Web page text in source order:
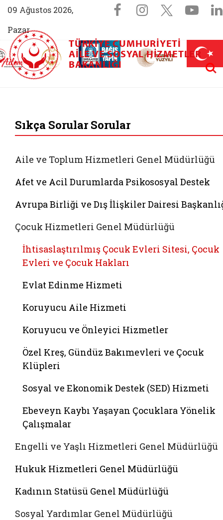
09 Ağustos 2026,
Pazar
Sosyal
Facebook
Instagram
X
Aile (yeni sekmede açılır)
AİLEM İletişim Merkezi (yeni sekmede açılır)
Aile ve Nüfus On Yılı (yeni sekmede açılır)
Darülaceze bağış sayfası (yeni
TÜRKIYE CUMHURIYETI
AILE VE SOSYAL HIZMETLER
BAKANLIĞI
Sıkça Sorular Sorular
Aile ve Toplum Hizmetleri Genel Müdürlüğü
Afet ve Acil Durumlarda Psikososyal Destek
Avrupa Birliği ve Dış İlişkiler Dairesi
Çocuk Hizmetleri Genel Müdürlüğü
İhtisaslaştırılmış Çocuk Evleri Sitesi, Çocuk
Evleri ve Çocuk Hakları
Evlat Edinme Hizmeti
Koruyucu Aile Hizmeti
Koruyucu ve Önleyici Hizmetler
Özel Kreş, Gündüz Bakımevleri ve Çocuk
Klüpleri
Sosyal ve Ekonomik Destek (SED) Hizmeti
Ebeveyn Kaybı Yaşayan Çocuklara Yönelik
Çalışmalar
Engelli ve Yaşlı Hizmetleri Genel Müdürlüğü
Hukuk Hizmetleri Genel Müdürlüğü
Kadının Statüsü Genel Müdürlüğü
Sosyal Yardımlar Genel Müdürlüğü